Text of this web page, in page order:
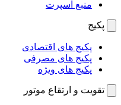
منبع اسپرت
پکیج
پکیج های اقتصادی
پکیج های مصرفی
پکیج های ویژه
تقویت و ارتقاع موتور